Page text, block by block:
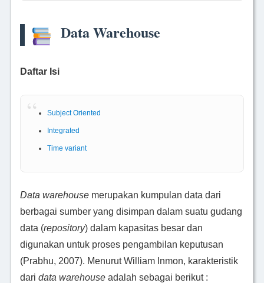
Data Warehouse
Daftar Isi
Subject Oriented
Integrated
Time variant
Data warehouse merupakan kumpulan data dari
berbagai sumber yang disimpan dalam suatu gudang
data (repository) dalam kapasitas besar dan
digunakan untuk proses pengambilan keputusan
(Prabhu, 2007). Menurut William Inmon, karakteristik
dari data warehouse adalah sebagai berikut :